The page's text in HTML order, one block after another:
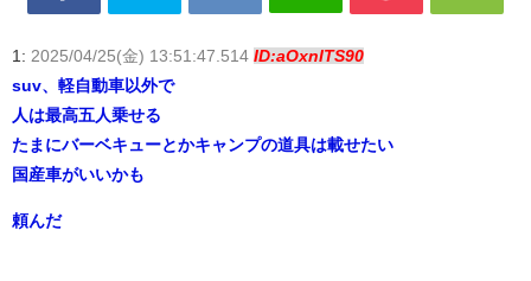
1: 2025/04/25(金) 13:51:47.514 ID:aOxnITS90
suv、軽自動車以外で
人は最高五人乗せる
たまにバーベキューとかキャンプの道具は載せたい
国産車がいいかも
頼んだ